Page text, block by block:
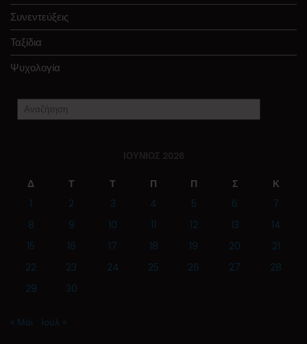
Συνεντεύξεις
Ταξίδια
Ψυχολογία
ΙΟΎΝΙΟΣ 2026
Δ Τ Τ Π Π Σ
Κ
1
2 3 4 5 6
7
8
9 10 11 12 13
14
15
16 17 18 19 20
21
22
23 24 25 26 27
28
29
30
« Μάι Ιούλ »